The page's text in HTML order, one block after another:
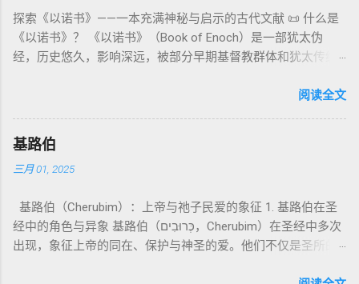
圣所，用血为圣所与百姓遮罪。 这是整卷《利未记》的神学中
心： 神愿意居住在人中间； 罪必须被遮盖才能维持这同在；
神主动提供遮罪之道（两个祭牲，特别是“为耶和华”的与“归于
亚撒泻勒”的）。 这预表...
的“深渊囚禁”叙事共振。 彼后2:4 用“ 他他路斯 （Tartarus）”指
天使囚禁之所，贴近以诺传统语境。 福音书/启示录 中的“ 人子
来临与天使同来、坐在荣耀宝座审判列国 ”（太24–25；启1、
观 ：以诺将“巨人之灵”为游行污灵的渊源学解释，补给了新约
驱魔叙事背后的“灵界词库”（可1、路8；亦参弗6:12“执政掌
权”）。 阴间与审判意象 ：Sheol 的分区、册卷与火刑等图像，
：以诺传统对压迫者的“祸哉”，与 雅各书 对不义富者的警告
（雅5）形成呼应。 ...
所 崇拜 的 神祇 出 20: 3 假 神/ 偶像（ gods） 3. 属 灵 存在
神 的 众 子、 天使、 神圣 议会 成员 诗 82: 1, 申 32: 8– 9
神圣 存在（ divine beings） 4. 法官 被 委托 施行 神 审判者 出
权 代表 受托 执行 神 旨意 的 人（ 如 摩西） 出 7: 1 神 的 代言
人（ divine proxy） 6. 强调 威严 复数 形式 强调 尊贵 超自然 的
显现 撒 上 28: 13 灵界 显现 或 尊称（ majestic plural） 三、
每一 类 的 代表 经文 解读 1. 真神 的 独 一 性（ 创世 记 1: 1） “
בְּרֵאשִׁית בָּרָא אֱלֹהִים...” “ 起初， 神（ Elohim） 创造 天地。” 尽
语法 结构 显示 这 是在 强调 一位 ...
探索《以诺书》——一本充满神秘与启示的古代文献 📜 什么是
《以诺书》？ 《以诺书》（Book of Enoch）是一部犹太伪
经，历史悠久，影响深远，被部分早期基督教群体和犹太传统
的曾祖父——的名义写成，包含大量关于天使、堕落、审判和弥
行，神将他取去，他就不在世了。” 这一神秘的记载激发了后世
关于以诺与神的关系、天国奥秘的丰富想象。《以诺书》便是
这种想象的结晶。 📖《以诺书》的主要内容 《以诺书》并非一
之书》（1 Enoch 1-36） 讲述堕落天使（守望者，Watchers）
如何违背神的命令，与人类女子结合，生下巨人（Nephilim）。
这些天使教授人类各种知识，如金属锻造、药草使用和占星
阅读全文
基路伯
三月 01, 2025
基路伯（Cherubim）：上帝与祂子民爱的象征 1. 基路伯在圣
经中的角色与异象 基路伯（כְּרוּבִים，Cherubim）在圣经中多次
出现，象征上帝的同在、保护与神圣的爱。他们不仅是圣所的